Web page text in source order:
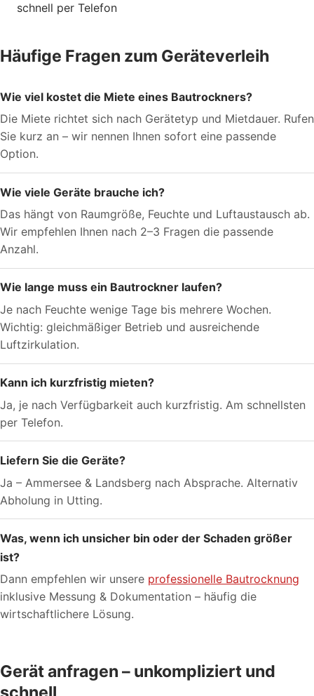
schnell per Telefon
Häufige Fragen zum Geräteverleih
Wie viel kostet die Miete eines Bautrockners?
Die Miete richtet sich nach Gerätetyp und Mietdauer. Rufen
Sie kurz an – wir nennen Ihnen sofort eine passende
Option.
Wie viele Geräte brauche ich?
Das hängt von Raumgröße, Feuchte und Luftaustausch ab.
Wir empfehlen Ihnen nach 2–3 Fragen die passende
Anzahl.
Wie lange muss ein Bautrockner laufen?
Je nach Feuchte wenige Tage bis mehrere Wochen.
Wichtig: gleichmäßiger Betrieb und ausreichende
Luftzirkulation.
Kann ich kurzfristig mieten?
Ja, je nach Verfügbarkeit auch kurzfristig. Am schnellsten
per Telefon.
Liefern Sie die Geräte?
Ja – Ammersee & Landsberg nach Absprache. Alternativ
Abholung in Utting.
Was, wenn ich unsicher bin oder der Schaden größer
ist?
Dann empfehlen wir unsere professionelle Bautrocknung
inklusive Messung & Dokumentation – häufig die
wirtschaftlichere Lösung.
Gerät anfragen – unkompliziert und